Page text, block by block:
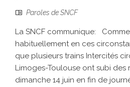
Paroles de SNCF
La SNCF communique:
habituellement en ces
que plusieurs trains Intercités
Limoges-Toulouse ont subi des
dimanche 14 juin en fin de